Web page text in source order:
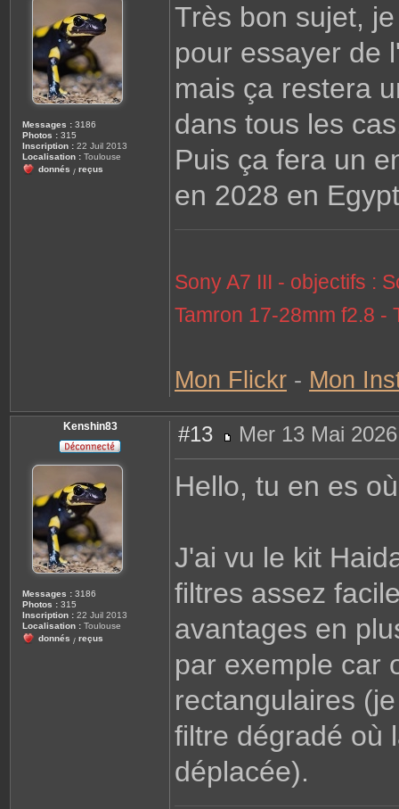
Messages : 3186
Photos : 315
Inscription : 22 Juil 2013
Localisation : Toulouse
donnés / reçus
Très bon sujet,
pour essayer de
mais ça restera
dans tous les
Puis ça fera un
en 2028 en
Sony A7 III - objectifs :
Tamron 17-28mm f2.8 -
Mon Flickr - Mon
Kenshin83
Messages : 3186
Photos : 315
Inscription : 22 Juil 2013
Localisation : Toulouse
donnés / reçus
#13
e
a
Mer 13 Mai
Hello, tu en es
J'ai vu le kit
filtres assez
avantages en
par exemple car
rectangulaires
filtre dégradé où
déplacée).